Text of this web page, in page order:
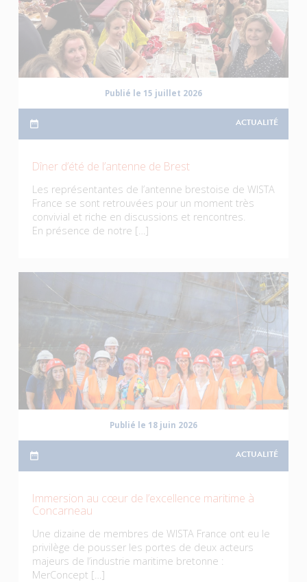
Publié le 15 juillet 2026
ACTUALITÉ
Dîner d’été de l’antenne de Brest
Les représentantes de l’antenne brestoise de WISTA
France se sont retrouvées pour un moment très
convivial et riche en discussions et rencontres.
En présence de notre […]
Publié le 18 juin 2026
ACTUALITÉ
Immersion au cœur de l’excellence maritime à
Concarneau
Une dizaine de membres de WISTA France ont eu le
privilège de pousser les portes de deux acteurs
majeurs de l’industrie maritime bretonne :
MerConcept […]